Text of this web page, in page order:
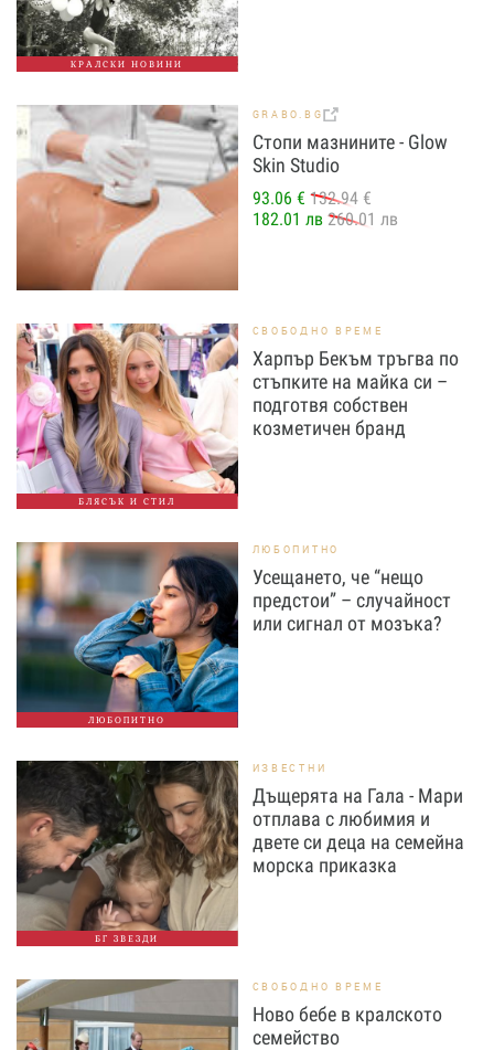
КРАЛСКИ НОВИНИ
GRABO.BG
Стопи мазнините - Glow
Skin Studio
93.06 € 132.94 €
182.01 лв 260.01 лв
БЛЯСЪК И СТИЛ
СВОБОДНО ВРЕМЕ
Харпър Бекъм тръгва по
стъпките на майка си –
подготвя собствен
козметичен бранд
ЛЮБОПИТНО
ЛЮБОПИТНО
Усещането, че “нещо
предстои” – случайност
или сигнал от мозъка?
БГ ЗВЕЗДИ
ИЗВЕСТНИ
Дъщерята на Гала - Мари
отплава с любимия и
двете си деца на семейна
морска приказка
СВОБОДНО ВРЕМЕ
Ново бебе в кралското
семейство